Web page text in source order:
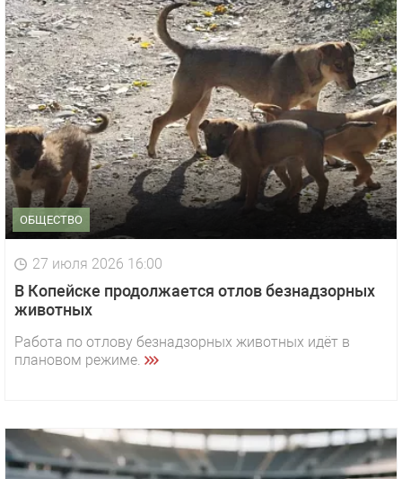
ОБЩЕСТВО
27 июля 2026 16:00
В Копейске продолжается отлов безнадзорных
животных
Работа по отлову безнадзорных животных идёт в
плановом режиме.